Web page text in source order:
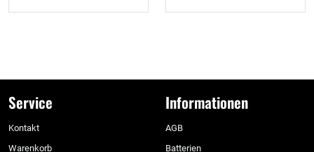
Service
Kontakt
Warenkorb
Informationen
AGB
Batterien